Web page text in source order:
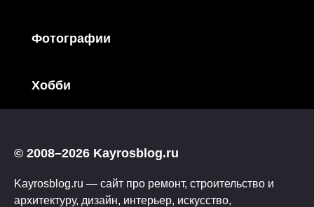
Фотографии
Хобби
© 2008–2026 Kayrosblog.ru
Kayrosblog.ru — сайт про ремонт, строительство и
архитектуру, дизайн, интерьер, искусство,